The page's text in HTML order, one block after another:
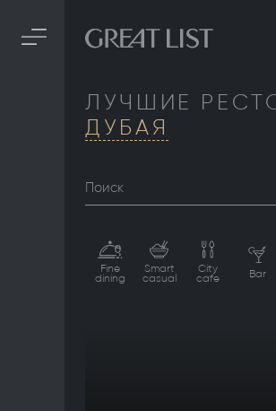
ЛУЧШИЕ
ДУБАЯ
Поиск
Fine
dining
Smart
casual
City
cafe Bar